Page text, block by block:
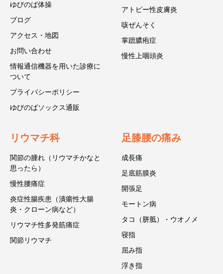
ゆびのば体操
ブログ
アクセス・地図
お問い合わせ
情報通信機器を用いた診療に
ついて
プライバシーポリシー
ゆびのばソックス通販
アトピー性皮膚炎
咳ぜんそく
掌蹠膿疱症
慢性上咽頭炎
リウマチ科
関節の腫れ（リウマチかなと
思ったら）
慢性腰痛症
炎症性腸疾患（潰瘍性大腸
炎・クローン病など）
リウマチ性多発筋痛症
関節リウマチ
足膝腰の痛み
成長痛
足底筋膜炎
開張足
モートン病
タコ（胼胝）・ウオノメ
寝指
屈み指
浮き指